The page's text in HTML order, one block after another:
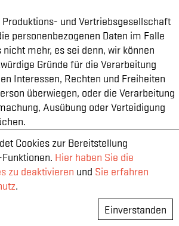
Cookies zur Bereitstellung
Hier haben Sie die
zu deaktivieren und Sie erfahren
.
Einverstanden
und Vertriebsgesellschaft
personenbezogenen Daten im Falle
mehr, es sei denn, wir können
Gründe für die Verarbeitung
Interessen, Rechten und Freiheiten
überwiegen, oder die Verarbeitung
Ausübung oder Verteidigung
Produktions- und
mbH personenbezogene Daten, um
so hat die betroffene Person
Widerspruch gegen die Verarbeitung
Daten zum Zwecke derartiger
Dies gilt auch für das Profiling, soweit